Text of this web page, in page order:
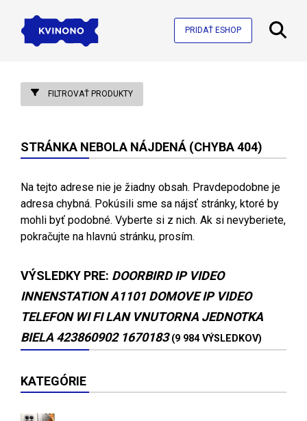
PRIDAŤ ESHOP
FILTROVAŤ PRODUKTY
STRÁNKA NEBOLA NÁJDENÁ (CHYBA 404)
Na tejto adrese nie je žiadny obsah. Pravdepodobne je
adresa chybná. Pokúsili sme sa nájsť stránky, ktoré by
mohli byť podobné. Vyberte si z nich. Ak si nevyberiete,
pokračujte na hlavnú stránku, prosím.
VÝSLEDKY PRE: DOORBIRD IP VIDEO
INNENSTATION A1101 DOMOVE IP VIDEO
TELEFON WI FI LAN VNUTORNA JEDNOTKA
BIELA 423860902 1670183 (9 984 VÝSLEDKOV)
KATEGÓRIE